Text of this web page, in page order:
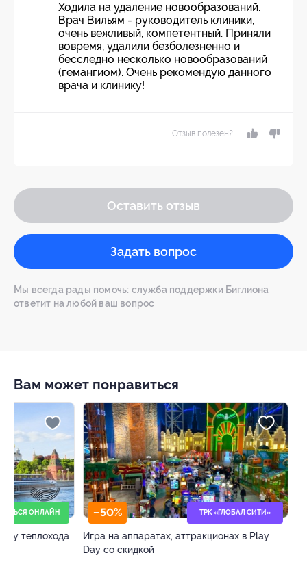
Ходила на удаление новообразований.
Врач Вильям - руководитель клиники,
очень вежливый, компетентный. Приняли
вовремя, удалили безболезненно и
бесследно несколько новообразований
(гемангиом). Очень рекомендую данного
врача и клинику!
Отзыв полезен?
Оставить отзыв
Задать вопрос
Мы всегда рады помочь: служба поддержки Биглиона
ответит на любой ваш вопрос
Вам может понравиться
–50% ТРК «ГЛОБАЛ СИТИ»
Игра на аппаратах, аттракционах в Play
Day со скидкой
–64%
МРТ в